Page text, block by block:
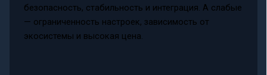
безопасность, стабильность и интеграция. А слабые
— ограниченность настроек, зависимость от
экосистемы и высокая цена.